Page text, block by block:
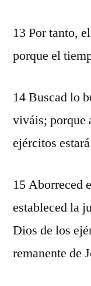
13 Por tanto,
porque el
14 Buscad lo
viváis; porque
ejércitos
15 Aborreced
estableced la
Dios de los
remanente de